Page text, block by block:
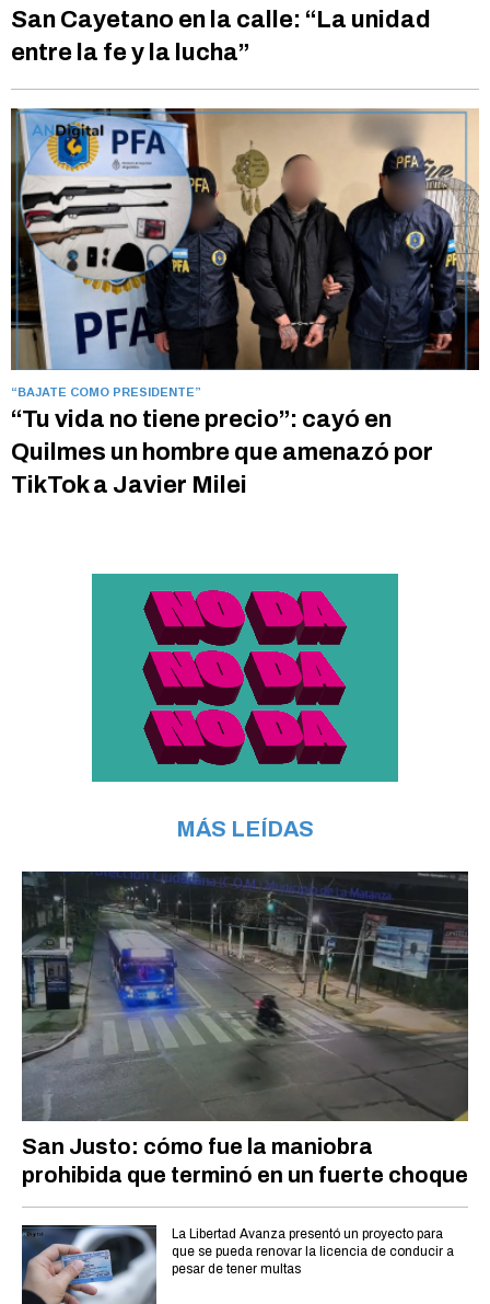
San Cayetano en la calle: “La unidad
entre la fe y la lucha”
“BAJATE COMO PRESIDENTE”
“Tu vida no tiene precio”: cayó en
Quilmes un hombre que amenazó por
TikTok a Javier Milei
MÁS LEÍDAS
San Justo: cómo fue la maniobra
prohibida que terminó en un fuerte choque
La Libertad Avanza presentó un proyecto para
que se pueda renovar la licencia de conducir a
pesar de tener multas